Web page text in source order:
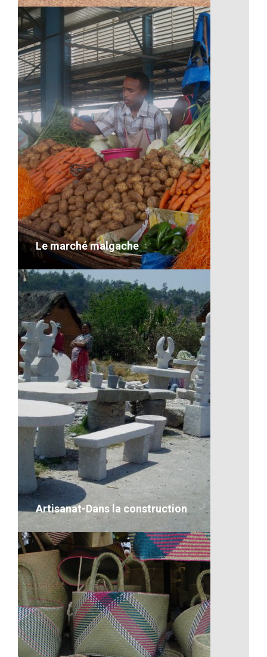
Le cirque rouge – Majunga
VOIR LE DÉTAIL
Le marché malgache
Le marché malgache
VOIR LE DÉTAIL
Artisanat-Dans la construction